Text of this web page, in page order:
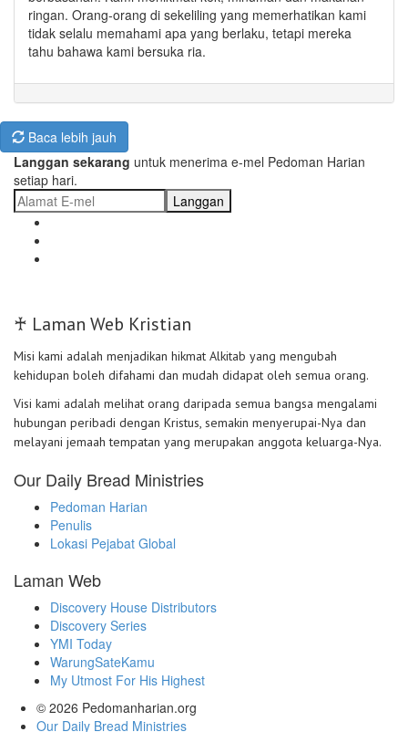
ringan. Orang-orang di sekeliling yang memerhatikan kami
tidak selalu memahami apa yang berlaku, tetapi mereka
tahu bahawa kami bersuka ria.
Baca lebih jauh
Langgan sekarang untuk menerima e-mel Pedoman Harian
setiap hari.
Langgan
♰ Laman Web Kristian
Misi kami adalah menjadikan hikmat Alkitab yang mengubah
kehidupan boleh difahami dan mudah didapat oleh semua orang.
Visi kami adalah melihat orang daripada semua bangsa mengalami
hubungan peribadi dengan Kristus, semakin menyerupai-Nya dan
melayani jemaah tempatan yang merupakan anggota keluarga-Nya.
Our Daily Bread Ministries
Pedoman Harian
Penulis
Lokasi Pejabat Global
Laman Web
Discovery House Distributors
Discovery Series
YMI Today
WarungSateKamu
My Utmost For His Highest
© 2026 Pedomanharian.org
Our Daily Bread Ministries